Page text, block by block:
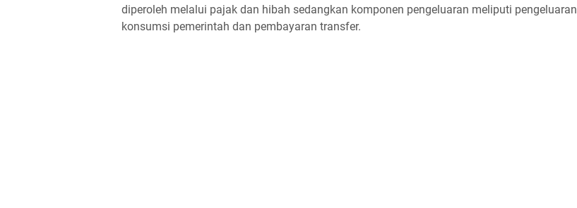
diperoleh melalui pajak dan hibah sedangkan komponen pengeluaran meliputi pengeluaran
konsumsi pemerintah dan pembayaran transfer.